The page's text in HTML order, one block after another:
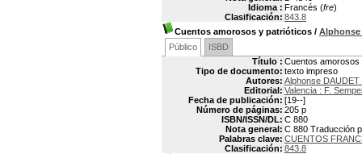
Idioma : Francés (fre)
Clasificación: 843.8
Cuentos amorosos y patrióticos / Alphonse
Público
ISBD
Título : Cuentos amorosos
Tipo de documento: texto impreso
Autores: Alphonse
Editorial: Valencia : F.
Fecha de publicación: [19--]
Número de páginas: 205 p
ISBN/ISSN/DL: C 880
Nota general: C 880 Traducción
Palabras clave: CUENTOS
Clasificación: 843.8